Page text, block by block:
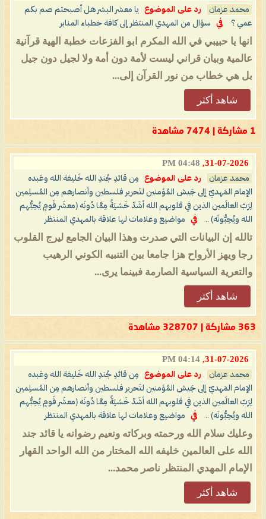
محمد عزمان رد على الموضوع
يا معشر البشر هل أصبحتم صم بكم
عمي ؟
في سؤال من المهدي المنتظر إلى كافة خطباء المنابر
انها يا حبيبي في الله المكرم ابو الفزعات خطبة الهية قرآنية
عالمية وبيان قراني ليست لأمة دون أمة ولا لجيل دون جيل
بل هي خطاب من نور القرآن إلى...
شاهد أكثر
1 مشاركة | 7474 مشاهدة
31-07-2026,
04:48 PM
محمد عزمان رد على الموضوع
مِن قائدِ جُندِ الله خَليفة الله وعَبده
الإمام المَهديّ إلى جَيش المُؤمنين لتَحرير فلسطين وأنصارهم مِن المُسلِمين
لِرَبّ العالَمين الذين في قلوبهم الله أشَدّ خَشيَةً مِمَّا دُونَه (معشَر قَومٍ يُحِبُّهم
الله ويُحِبُّونَه) ..
في مواضيع وعلامات لها علاقة بالمهدي المنتظر
تالله إن البيانات التي صدرت وهذا البيان الجامع ليرج القلوب
رجا ويهز الأرواح هزا جامعا بين التنبيه الكوني الرهيب
والتعرية السياسية الصارمة فبينما يرى...
شاهد أكثر
363 مشاركة | 328707 مشاهدة
31-07-2026,
04:14 PM
محمد عزمان رد على الموضوع
مِن قائدِ جُندِ الله خَليفة الله وعَبده
الإمام المَهديّ إلى جَيش المُؤمنين لتَحرير فلسطين وأنصارهم مِن المُسلِمين
لِرَبّ العالَمين الذين في قلوبهم الله أشَدّ خَشيَةً مِمَّا دُونَه (معشَر قَومٍ يُحِبُّهم
الله ويُحِبُّونَه) ..
في مواضيع وعلامات لها علاقة بالمهدي المنتظر
وعليك سلام الله ورحمته وبركاته ونعيم رضوانه يا قائد جند
الله على العالمين خليفه الله المختار من الله الواحد القهار
الإمام المهدي المنتظر ناصر محمد...
شاهد أكثر